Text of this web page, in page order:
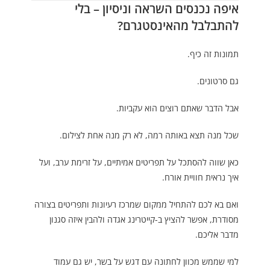
איפה נכנסים השראה וניסיון – בלי
להתבלבל מהאינסטגרם?
תמונות זה כיף.
גם סרטונים.
אבל הדבר שאתם רוצים הוא עקביות.
שכל מנה תצא באותה רמה, לא רק מנה אחת לצילום.
כאן שווה להסתכל על תפריטים אמיתיים, על זרימת ערב, ועל
איך נראית חוויית אורח.
ואם בא לכם להתחיל ממקום שמרכז רעיונות ותפריטים בצורה
מסודרת, אפשר להציץ ב-קייטרינג אגדה ולהבין איזה סגנון
מדבר אליכם.
למי שממש מכוון לחתונה עם דגש על בשר, יש גם עמוד